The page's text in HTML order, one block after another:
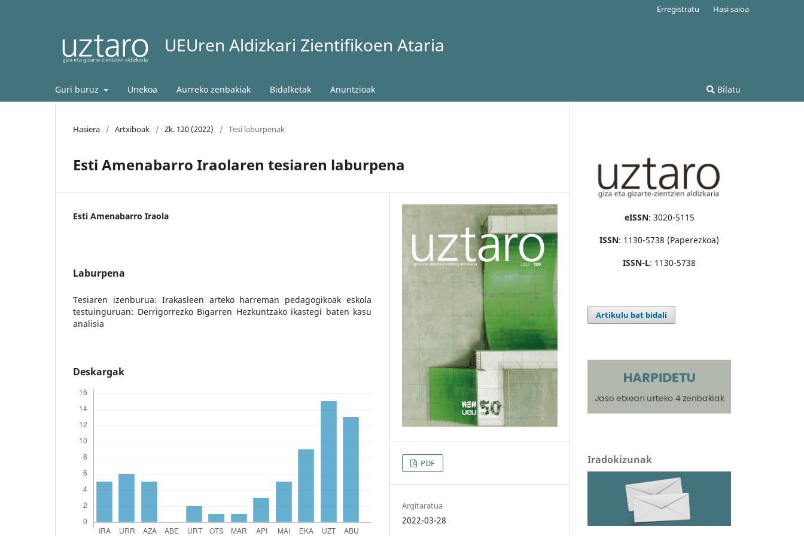
UEUren Aldizkari Zientifikoen Ataria
Guri buruz Unekoa Aurreko zenbakiak Bidalketak Anuntzioak Bilatu
Erregistratu Hasi saioa
Hasiera / Artxiboak / Zk. 120 (2022) / Tesi laburpenak
Esti Amenabarro Iraolaren tesiaren laburpena
Esti Amenabarro Iraola
Laburpena
Tesiaren izenburua: Irakasleen arteko harreman pedagogikoak eskola
testuinguruan: Derrigorrezko Bigarren Hezkuntzako ikastegi baten kasu
analisia
Deskargak
PDF
Argitaratua
2022-03-28
eISSN: 3020-5115
ISSN: 1130-5738 (Paperezkoa)
ISSN-L: 1130-5738
Artikulu bat bidali
Iradokizunak